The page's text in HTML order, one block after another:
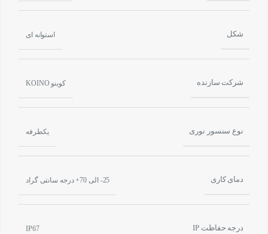
شکل استوانه ای
شرکت سازنده کوینو KOINO
نوع سنسور نوری یکطرفه
دمای کاری 25- الی 70+ درجه سانتی گراد
درجه حفاظت IP IP67